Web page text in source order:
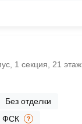
1 секция, 21 этаж,
Без отделки
ФСК